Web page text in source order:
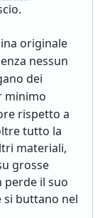
originale
nessun
dei
minimo
rispetto a
tutto la
materiali,
grosse
perde il suo
si buttano nel